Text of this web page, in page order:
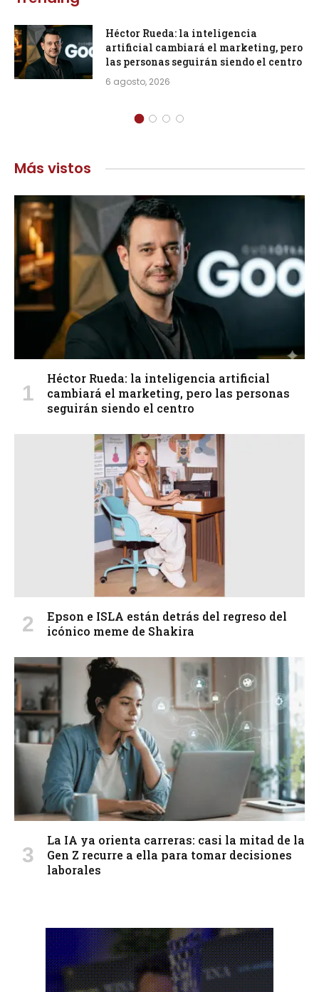
Héctor Rueda: la inteligencia
artificial cambiará el marketing, pero
las personas seguirán siendo el centro
6 agosto, 2026
Más vistos
Héctor Rueda: la inteligencia artificial
cambiará el marketing, pero las personas
seguirán siendo el centro
Epson e ISLA están detrás del regreso del
icónico meme de Shakira
La IA ya orienta carreras: casi la mitad de la
Gen Z recurre a ella para tomar decisiones
laborales